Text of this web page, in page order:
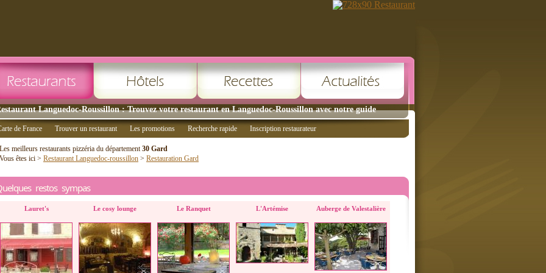
Languedoc-Roussillon : Trouvez votre restaurant en Languedoc-Roussillon avec notre guide
de France Trouver un restaurant Les promotions Recherche rapide Inscription restaurateur
Les meilleurs restaurants pizzéria du département30 Gard
Vous êtes ici > Restaurant Languedoc-roussillon > Restauration Gard
restos sympas
Lauret's Le cosy lounge Le Ranquet L'Artémise Auberge de Valestalière